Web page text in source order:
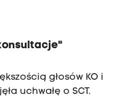
głosów KO i
uchwałę o SCT.